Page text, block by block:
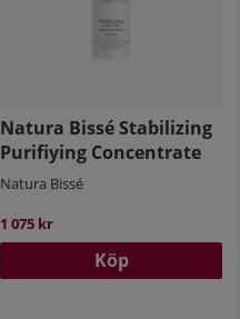
Natura Bissé Stabilizing
Purifiying Concentrate
Natura Bissé
1 075 kr
Köp